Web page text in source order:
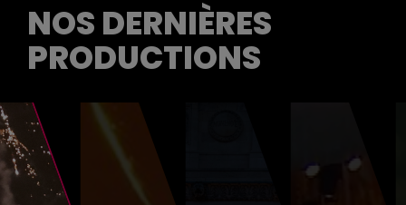
NOS DERNIÈRES
PRODUCTIONS